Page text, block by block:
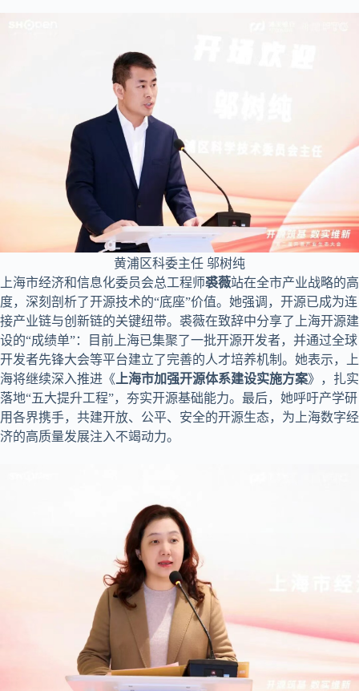
黄浦区科委主任 邬树纯
上海市经济和信息化委员会总工程师裘薇站在全市产业战略的高
度，深刻剖析了开源技术的“底座”价值。她强调，开源已成为连
接产业链与创新链的关键纽带。裘薇在致辞中分享了上海开源建
设的“成绩单”：目前上海已集聚了一批开源开发者，并通过全球
开发者先锋大会等平台建立了完善的人才培养机制。她表示，上
海将继续深入推进《 上海市加强开源体系建设实施方案》，扎实
落地“五大提升工程”，夯实开源基础能力。最后，她呼吁产学研
用各界携手，共建开放、公平、安全的开源生态，为上海数字经
济的高质量发展注入不竭动力。